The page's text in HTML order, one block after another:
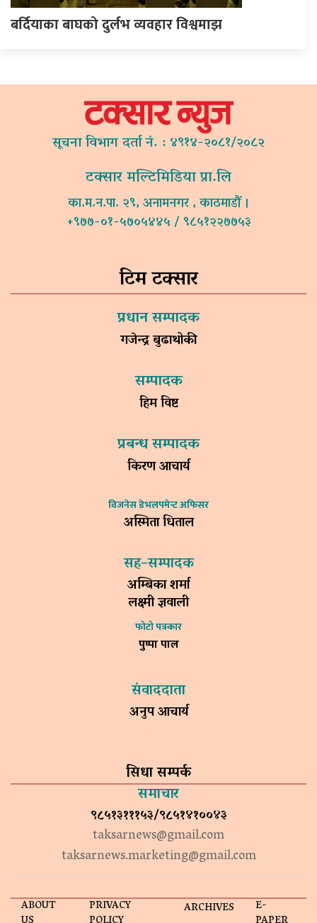
बर्दियाका बाघको दुर्लभ व्यवहार विश्वमाझ
सूचना विभाग दर्ता नं. : ४९१४-२०८१/२०८२
टक्सार मल्टिमिडिया प्रा.लि
का.म.न.पा. २९, अनामनगर , काठमाडौं ।
+९७७-०१-५७०५४४५ / ९८५१२२७७५३
टिम टक्सार
प्रधान सम्पादक
गजेन्द्र बुढाथोकी
सम्पादक
हिम विष्ट
प्रबन्ध सम्पादक
किरण आचार्य
विजनेस डेभलपमेन्ट अफिसर
अस्मिता धिताल
सह–सम्पादक
अम्बिका शर्मा
लक्ष्मी ज्ञवाली
फोटो पत्रकार
पुष्पा पाल
संवाददाता
अनुप आचार्य
सिधा सम्पर्क
समाचार
९८५१३१११५३/९८५१४१००४३
taksarnews@gmail.com
taksarnews.marketing@gmail.com
ABOUT PRIVACY ARCHIVES E-